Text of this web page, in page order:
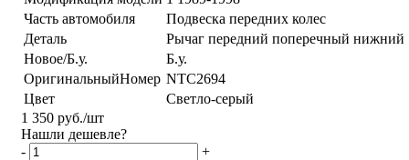
Часть автомобиля
Подвеска передних колес
Деталь
Рычаг передний поперечный нижний
Новое/Б.у.
Б.у.
ОригинальныйНомер NTC2694
Цвет
Светло-серый
1 350 руб./шт
Нашли дешевле?
-
+